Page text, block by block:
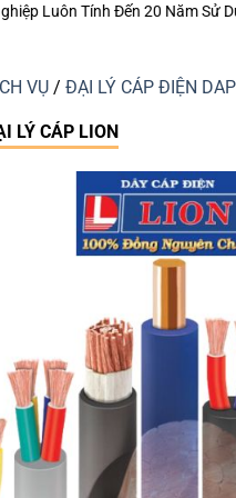
Vì Chỉ Giá Thành? Thiết bị
VỤ / ĐẠI LÝ CÁP ĐIỆN
LÝ CÁP LION